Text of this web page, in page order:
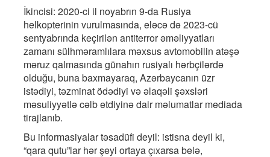
İkincisi: 2020-ci il noyabrın 9-da Rusiya
helkopterinin vurulmasında, eləcə də 2023-cü
sentyabrında keçirilən antiterror əməliyyatları
zamanı sülhməramlılara məxsus avtomobilin atəşə
məruz qalmasında günahın rusiyalı hərbçilərdə
olduğu, buna baxmayaraq, Azərbaycanın üzr
istədiyi, təzminat ödədiyi və əlaqəli şəxsləri
məsuliyyətlə cəlb etdiyinə dair məlumatlar mediada
tirajlanıb.
Bu informasiyalar təsadüfi deyil: istisna deyil ki,
“qara qutu”lar hər şeyi ortaya çıxarsa belə,